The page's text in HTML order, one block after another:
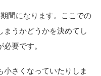
間になります。ここでの
まうかどうかを決めてし
要です。
小さくなっていたりしま